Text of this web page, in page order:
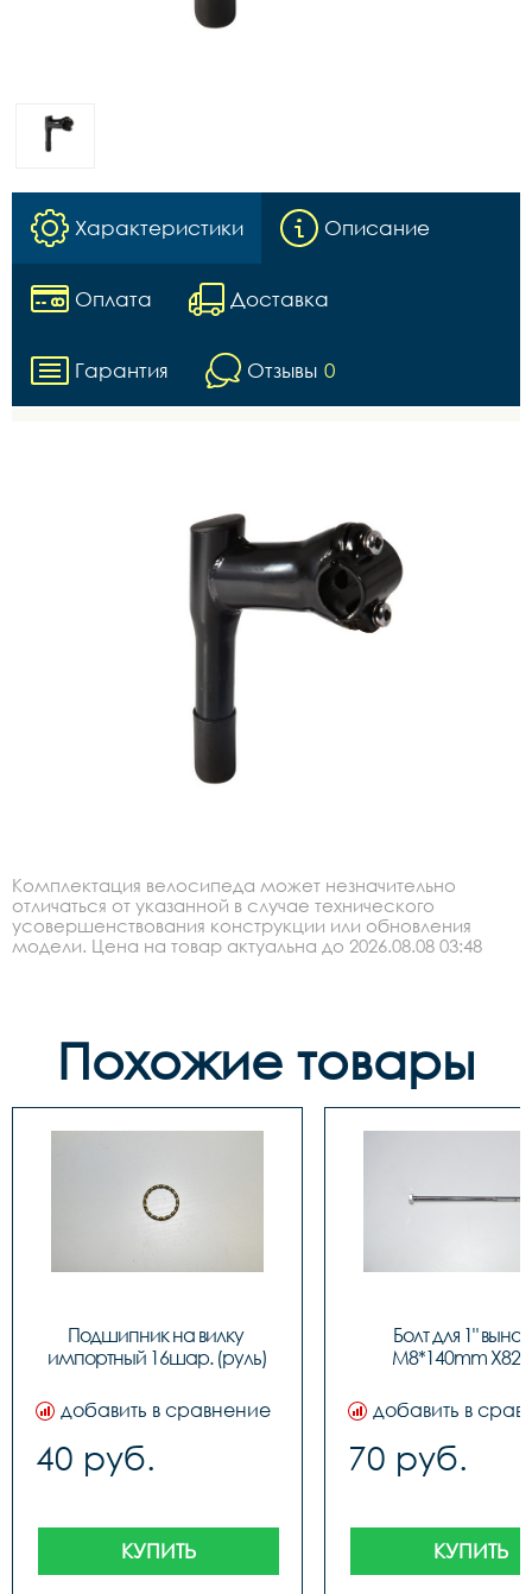
Характеристики Описание
Оплата Доставка
Гарантия Отзывы 0
Комплектация велосипеда может незначительно
отличаться от указанной в случае технического
усовершенствования конструкции или обновления
модели. Цена на товар актуальна до 2026.08.08 03:48
Похожие товары
Подшипник на вилку
импортный 16шар. (руль)
добавить в сравнение
40 руб.
КУПИТЬ
Болт для 1"
M8*140mm
добавить в
70 руб.
КУПИТЬ